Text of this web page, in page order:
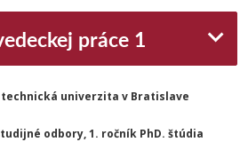
práce 1
technická univerzita v Bratislave
odbory, 1. ročník PhD. štúdia